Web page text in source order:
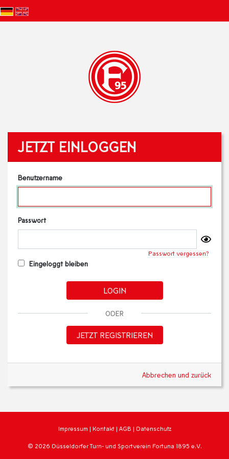
JETZT EINLOGGEN
Benutzername
Passwort
Passwort vergessen?
Eingeloggt bleiben
LOGIN
ODER
JETZT REGISTRIEREN
Abbrechen und zurück
Impressum | Kontakt | AGB | Datenschutz
© 2026 Düsseldorfer Turn- und Sportverein Fortuna 1895 e.V.